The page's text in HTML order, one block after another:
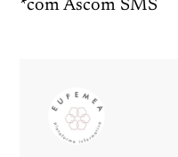
*com Ascom SMS